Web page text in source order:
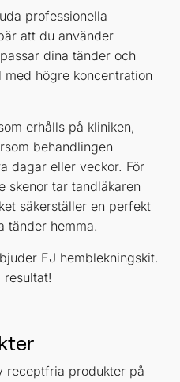
professionella
att du använder
dina tänder och
högre koncentration
erhålls på kliniken,
behandlingen
dagar eller veckor. För
skenor tar tandläkaren
säkerställer en perfekt
tänder hemma.
EJ hemblekningskit.
receptfria produkter på